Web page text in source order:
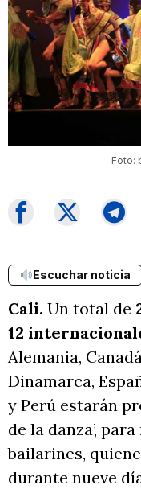
Foto:
Escuchar noticia
Cali. Un total de
12
Alemania,
Dinamarca,
y Perú estarán
de la danza’,
bailarines,
durante nueve